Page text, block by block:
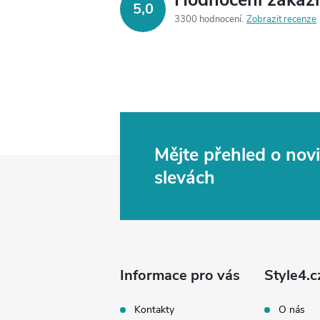
5,0
3300 hodnocení Zobrazit recenze
Mějte přehled o
slevách
Informace pro vás
Kontakty O nás